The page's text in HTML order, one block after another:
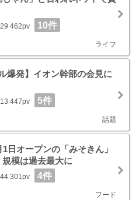
462pv 10件
ライフ
爆発】イオン幹部の会見に
447pv 5件
話題
日オープンの「みそきん」
模は過去最大に
301pv 4件
フード